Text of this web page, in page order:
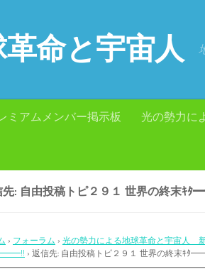
命と宇宙人
ミアムメンバー掲示板 光の勢力に
先: 自由投稿トピ２９１ 世界の終
› フォーラム › 光の勢力による地球革命と宇宙人
› 返信先: 自由投稿トピ２９１ 世界の終末